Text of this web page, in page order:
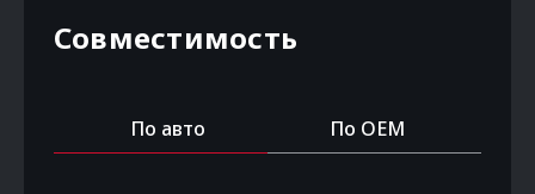
Совместимость
По авто По OEM